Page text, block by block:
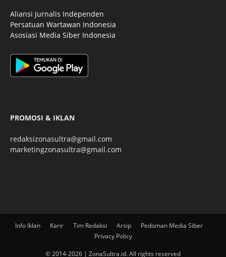
Aliansi Jurnalis Independen
Persatuan Wartawan Indonesia
Asosiasi Media Siber Indonesia
PROMOSI & IKLAN
redaksizonasultra@gmail.com
marketingzonasultra@gmail.com
Info Iklan Karir Tim Redaksi Arsip
Pedoman Media Siber
Privacy Policy
© 2014-2026 | ZonaSultra.id. All rights reserved